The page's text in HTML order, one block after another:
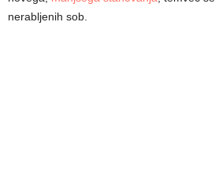
nerabljenih sob.